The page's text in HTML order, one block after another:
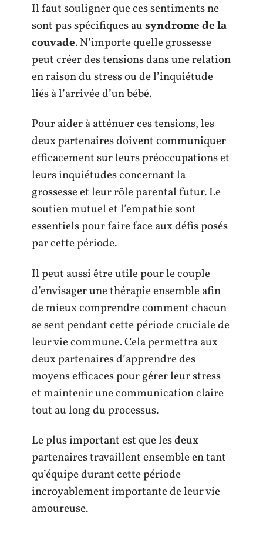
Il faut souligner que ces sentiments ne
sont pas spécifiques ausyndrome de la
couvade. N’importe quelle grossesse
peut créer des tensions dans une relation
en raison du stress ou de l’inquiétude
liés à l’arrivée d’un bébé.
Pour aider à atténuer ces tensions, les
deux partenaires doivent communiquer
efficacement sur leurs préoccupations et
leurs inquiétudes concernant la
grossesse et leur rôle parental futur. Le
soutien mutuel et l’empathie sont
essentiels pour faire face aux défis posés
par cette période.
Il peut aussi être utile pour le couple
d’envisager une thérapie ensemble afin
de mieux comprendre comment chacun
se sent pendant cette période cruciale de
leur vie commune. Cela permettra aux
deux partenaires d’apprendre des
moyens efficaces pour gérer leur stress
et maintenir une communication claire
tout au long du processus.
Le plus important est que les deux
partenaires travaillent ensemble en tant
qu’équipe durant cette période
incroyablement importante de leur vie
amoureuse.